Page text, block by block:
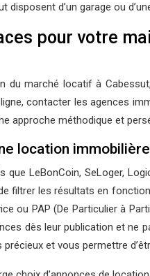
disposent d’un garage ou
pour votre
du marché locatif à
contacter les agences
approche méthodique et
location
que LeBonCoin, SeLoger,
les résultats en
ou PAP (De Particulier à
dès leur publication et ne
et vous permettre